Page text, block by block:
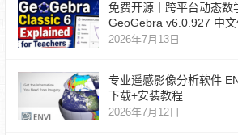
免费开源丨跨平台动态数
GeoGebra v6.0.927 中文
2026年7月13日
专业遥感影像分析软件
下载+安装教程
2026年7月12日